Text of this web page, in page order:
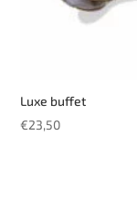
Luxe buffet
€23,50